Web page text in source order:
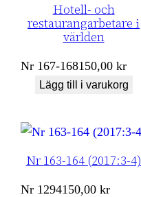
Hotell- och
restaurangarbetare i
världen
Nr 167-168150,00kr
Lägg till i varukorg
Nr 163-164 (2017:3-4)
Nr 1294150,00kr